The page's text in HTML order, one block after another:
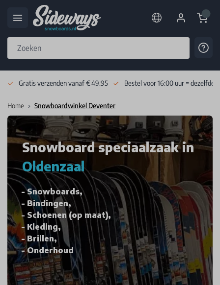
Cart
Gratis verzenden vanaf € 49.95 Bestel voor 16:00 uur = dezelfde
Home Snowboardwinkel Deventer
Snowboard speciaalzaak in
Oldenzaal
Snowboards,
Bindingen,
Schoenen (op maat),
Kleding,
Brillen,
Onderhoud